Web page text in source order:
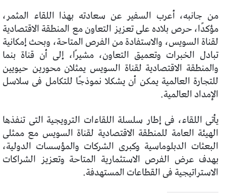
من جانبه، أعرب السفير عن سعادته بهذا اللقاء المثمر،
مؤكدًا، حرص بلاده على تعزيز التعاون مع المنطقة الاقتصادية
لقناة السويس، والاستفادة من الفرص المتاحة، وبحث إمكانية
تبادل الخبرات وتعميق التعاون، مشيرًا، إلى أن قناة بنما
والمنطقة الاقتصادية لقناة السويس يمثلان محورين حيويين
للتجارة العالمية يمكن أن يشكلا نموذجًا للتكامل فى سلاسل
الإمداد العالمية.
يأتى اللقاء، فى إطار سلسلة اللقاءات الترويجية التى تنفذها
الهيئة العامة للمنطقة الاقتصادية لقناة السويس مع ممثلى
البعثات الدبلوماسية وكبرى الشركات والمؤسسات الدولية،
بهدف عرض الفرص الاستثمارية المتاحة وتعزيز الشراكات
الاستراتيجية فى القطاعات المستهدفة.